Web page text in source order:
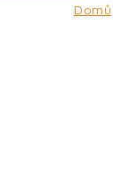
Domů